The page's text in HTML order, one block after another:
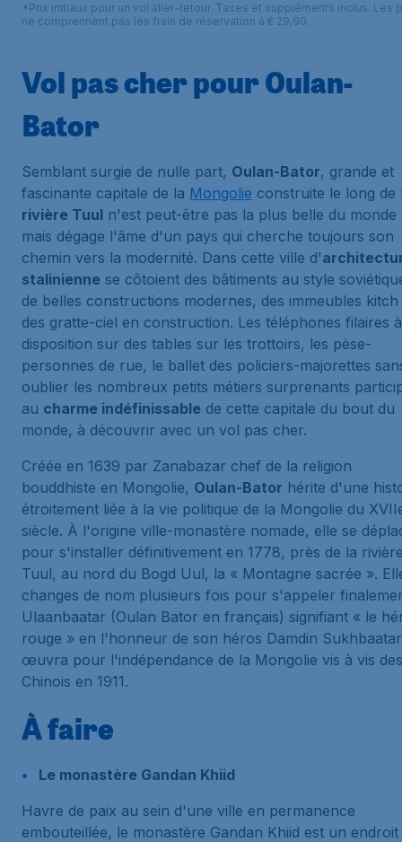
*Prix initiaux pour un vol aller-retour. Taxes et suppléments inclus. Les
ne comprennent pas les frais de réservation à € 29,90.
Vol pas cher pour Oulan-
Bator
Semblant surgie de nulle part, Oulan-Bator, grande et
fascinante capitale de la Mongolie construite le long de
rivière Tuul n'est peut-être pas la plus belle du monde
mais dégage l'âme d'un pays qui cherche toujours son
chemin vers la modernité. Dans cette ville d'
stalinienne se côtoient des bâtiments au style
de belles constructions modernes, des immeubles kitch
des gratte-ciel en construction. Les téléphones filaires à
disposition sur des tables sur les trottoirs, les pèse-
personnes de rue, le ballet des policiers-majorettes
oublier les nombreux petits métiers surprenants
au charme indéfinissable de cette capitale du bout du
monde, à découvrir avec un vol pas cher.
Créée en 1639 par Zanabazar chef de la religion
bouddhiste en Mongolie, Oulan-Bator hérite d'une
étroitement liée à la vie politique de la Mongolie du
siècle. À l'origine ville-monastère nomade, elle se
pour s'installer définitivement en 1778, près de la
Tuul, au nord du Bogd Uul, la « Montagne sacrée ».
changes de nom plusieurs fois pour s'appeler
Ulaanbaatar (Oulan Bator en français) signifiant « le
rouge » en l'honneur de son héros Damdin
œuvra pour l'indépendance de la Mongolie vis à vis des
Chinois en 1911.
À faire
Le monastère Gandan Khiid
Havre de paix au sein d'une ville en permanence
embouteillée, le monastère Gandan Khiid est un endroit